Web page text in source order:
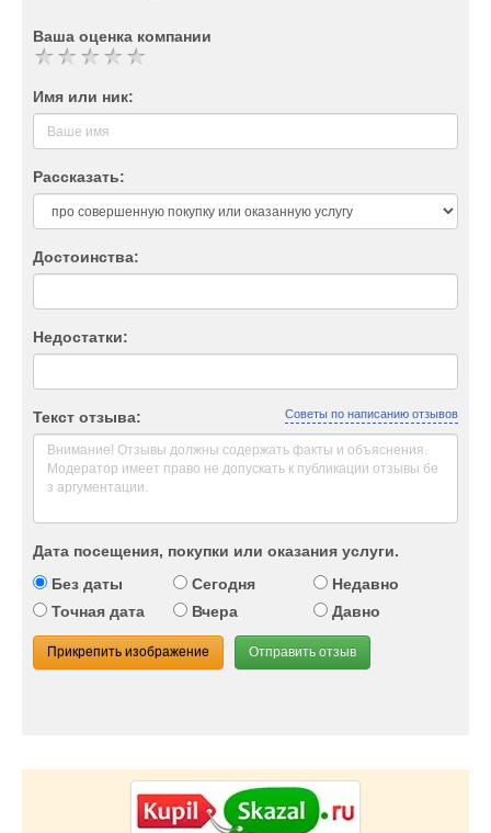
Ваша оценка компании
Имя или ник:
Рассказать:
Достоинства:
Недостатки:
Текст отзыва: Советы по написанию отзывов
Дата посещения, покупки или оказания услуги.
Без даты
Сегодня
Недавно
Точная дата
Вчера Давно
Прикрепить изображение Отправить отзыв